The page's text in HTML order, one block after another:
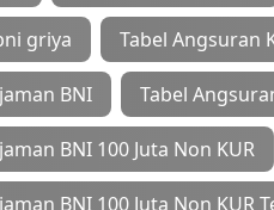
griya Tabel Angsuran
BNI Tabel
BNI 100 Juta Non KUR
BNI 100 Juta Non KUR